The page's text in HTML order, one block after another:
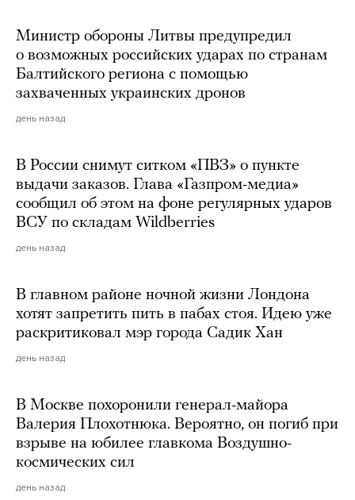
Министр обороны Литвы предупредил
о возможных российских ударах по странам
Балтийского региона с помощью
захваченных украинских дронов
день назад
В России снимут ситком «ПВЗ» о пункте
выдачи заказов. Глава «Газпром-медиа»
сообщил об этом на фоне регулярных ударов
ВСУ по складам Wildberries
день назад
В главном районе ночной жизни Лондона
хотят запретить пить в пабах стоя. Идею уже
раскритиковал мэр города Садик Хан
день назад
В Москве похоронили генерал-майора
Валерия Плохотнюка. Вероятно, он погиб при
взрыве на юбилее главкома Воздушно-
космических сил
день назад